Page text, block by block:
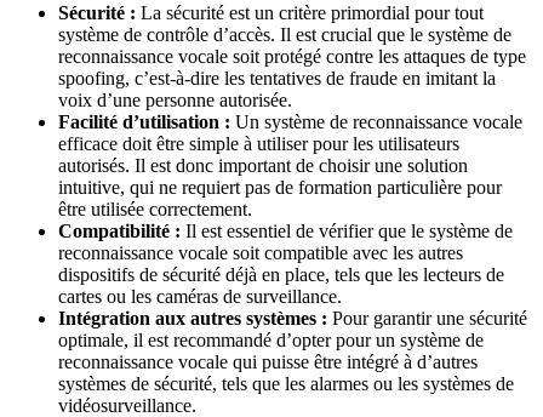
Sécurité : La sécurité est un critère primordial pour tout
système de contrôle d’accès. Il est crucial que le système de
reconnaissance vocale soit protégé contre les attaques de type
spoofing, c’est-à-dire les tentatives de fraude en imitant la
voix d’une personne autorisée.
Facilité d’utilisation : Un système de reconnaissance vocale
efficace doit être simple à utiliser pour les utilisateurs
autorisés. Il est donc important de choisir une solution
intuitive, qui ne requiert pas de formation particulière pour
être utilisée correctement.
Compatibilité : Il est essentiel de vérifier que le système de
reconnaissance vocale soit compatible avec les autres
dispositifs de sécurité déjà en place, tels que les lecteurs de
cartes ou les caméras de surveillance.
Intégration aux autres systèmes : Pour garantir une sécurité
optimale, il est recommandé d’opter pour un système de
reconnaissance vocale qui puisse être intégré à d’autres
systèmes de sécurité, tels que les alarmes ou les systèmes de
vidéosurveillance.